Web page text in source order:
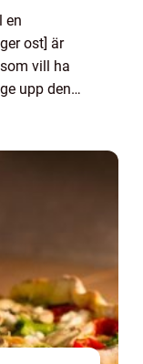
en
ost] är
vill ha
upp den